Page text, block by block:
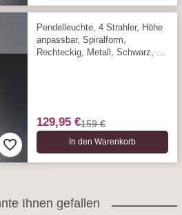
Pendelleuchte, 4 Strahler, Höhe
anpassbar, Spiralform,
Rechteckig, Metall, Schwarz, 80
129,95 €159 €
In den Warenkorb
Ihnen gefallen